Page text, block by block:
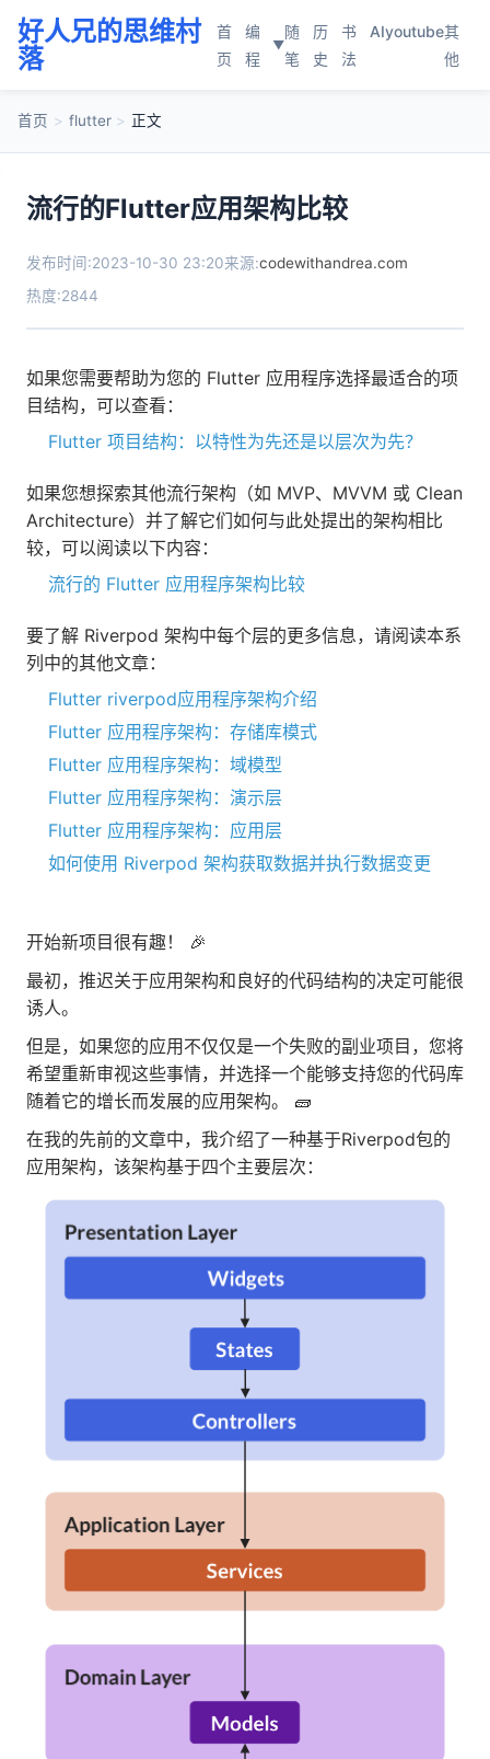
好人兄的思维村
落
首
页
编
程
▼
随
笔
历
史
书
法
AIyoutube其
他
首页 > flutter > 正文
流行的Flutter应用架构比较
发布时间:2023-10-30 23:20来源:codewithandrea.com
热度:2844
如果您需要帮助为您的 Flutter 应用程序选择最适合的项
目结构，可以查看：
Flutter 项目结构：以特性为先还是以层次为先？
如果您想探索其他流行架构（如 MVP、MVVM 或 Clean
Architecture）并了解它们如何与此处提出的架构相比
较，可以阅读以下内容：
流行的 Flutter 应用程序架构比较
要了解 Riverpod 架构中每个层的更多信息，请阅读本系
列中的其他文章：
Flutter riverpod应用程序架构介绍
Flutter 应用程序架构：存储库模式
Flutter 应用程序架构：域模型
Flutter 应用程序架构：演示层
Flutter 应用程序架构：应用层
如何使用 Riverpod 架构获取数据并执行数据变更
开始新项目很有趣！ 🎉
最初，推迟关于应用架构和良好的代码结构的决定可能很
诱人。
但是，如果您的应用不仅仅是一个失败的副业项目，您将
希望重新审视这些事情，并选择一个能够支持您的代码库
随着它的增长而发展的应用架构。 🧱
在我的先前的文章中，我介绍了一种基于Riverpod包的
应用架构，该架构基于四个主要层次：